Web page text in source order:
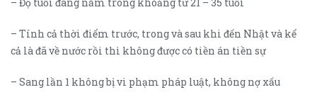
– Tính cả thời điểm trước, trong và sau khi đến Nhật và kể
cả là đã về nước rồi thì không được có tiền án tiền sự
– Sang lần 1 không bị vi phạm pháp luật, không nợ xấu